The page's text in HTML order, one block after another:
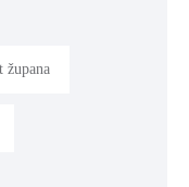
župana